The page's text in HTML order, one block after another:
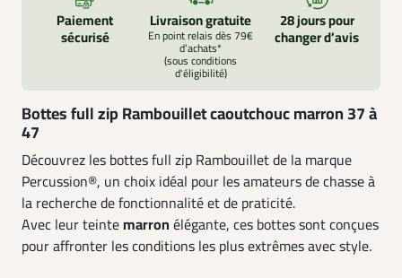
Paiement
sécurisé
Livraison gratuite
En point relais dès 79€
d’achats*
(sous conditions
d'éligibilité)
28 jours pour
changer d’avis
Bottes full zip Rambouillet caoutchouc marron 37 à
47
Découvrez les bottes full zip Rambouillet de la marque
Percussion®, un choix idéal pour les amateurs de chasse à
la recherche de fonctionnalité et de praticité.
Avec leur teintemarron élégante, ces bottes sont conçues
pour affronter les conditions les plus extrêmes avec style.